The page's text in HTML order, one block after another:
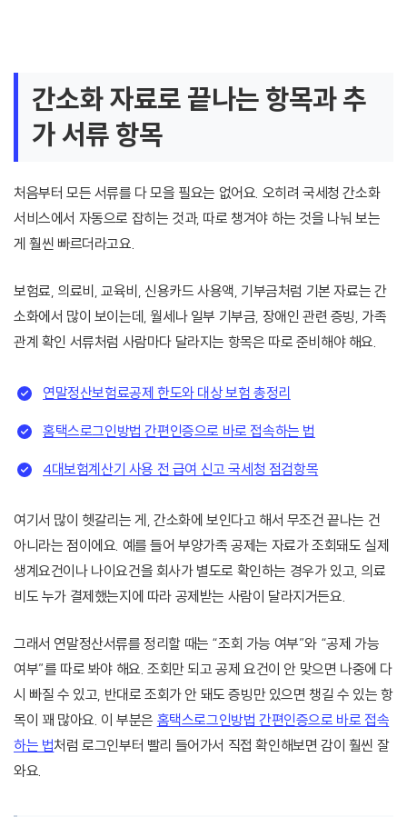
간소화 자료로 끝나는 항목과 추
가 서류 항목
처음부터 모든 서류를 다 모을 필요는 없어요. 오히려 국세청 간소화
서비스에서 자동으로 잡히는 것과, 따로 챙겨야 하는 것을 나눠 보는
게 훨씬 빠르더라고요.
보험료, 의료비, 교육비, 신용카드 사용액, 기부금처럼 기본 자료는 간
소화에서 많이 보이는데, 월세나 일부 기부금, 장애인 관련 증빙, 가족
관계 확인 서류처럼 사람마다 달라지는 항목은 따로 준비해야 해요.
연말정산보험료공제 한도와 대상 보험 총정리
홈택스로그인방법 간편인증으로 바로 접속하는 법
4대보험계산기 사용 전 급여 신고 국세청 점검항목
여기서 많이 헷갈리는 게, 간소화에 보인다고 해서 무조건 끝나는 건
아니라는 점이에요. 예를 들어 부양가족 공제는 자료가 조회돼도 실제
생계요건이나 나이요건을 회사가 별도로 확인하는 경우가 있고, 의료
비도 누가 결제했는지에 따라 공제받는 사람이 달라지거든요.
그래서 연말정산서류를 정리할 때는 “조회 가능 여부”와 “공제 가능
여부”를 따로 봐야 해요. 조회만 되고 공제 요건이 안 맞으면 나중에 다
시 빠질 수 있고, 반대로 조회가 안 돼도 증빙만 있으면 챙길 수 있는 항
목이 꽤 많아요. 이 부분은 홈택스로그인방법 간편인증으로 바로 접속
하는 법처럼 로그인부터 빨리 들어가서 직접 확인해보면 감이 훨씬 잘
와요.